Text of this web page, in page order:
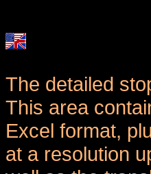
The detailed
This area
Excel format,
at a resolution